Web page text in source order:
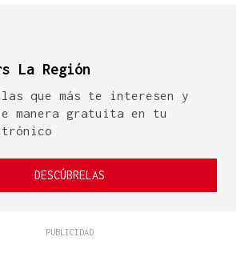
La Región
que más te interesen y
manera gratuita en tu
DESCÚBRELAS